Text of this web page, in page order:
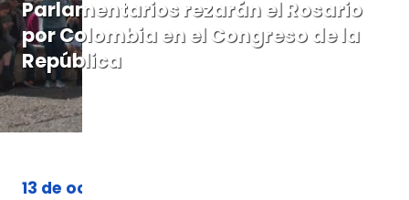
Parlamentarios rezarán el Rosario
por Colombia en el Congreso de la
República
13 de octubre de 2023